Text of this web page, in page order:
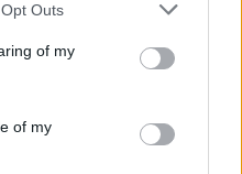
uses one or more Google
You may click to
and its third-party tags to
purposes in below Google
Outs
of my
of my